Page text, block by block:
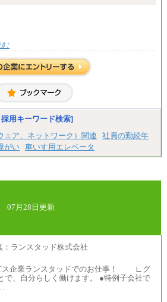
用キーワード検索]
ェア、ネットワーク）関連
社員の勤続年
がい 車いす用エレベータ
07月28日更新
ス企業ランスタッドでのお仕事！ ∟グ
で、自分らしく働けます。 ●特例子会社で